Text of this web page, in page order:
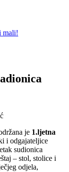
mali!
je 1.ljetna
i odgajateljice
sudionica
– stol, stolice i
odjela,